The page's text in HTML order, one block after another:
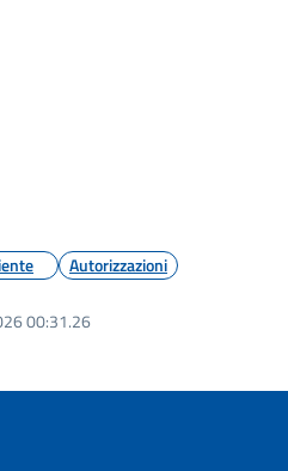
Autorizzazioni
00:31.26